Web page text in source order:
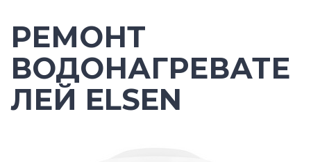
РЕМОНТ
ВОДОНАГРЕВАТЕ
ЛЕЙ ELSEN